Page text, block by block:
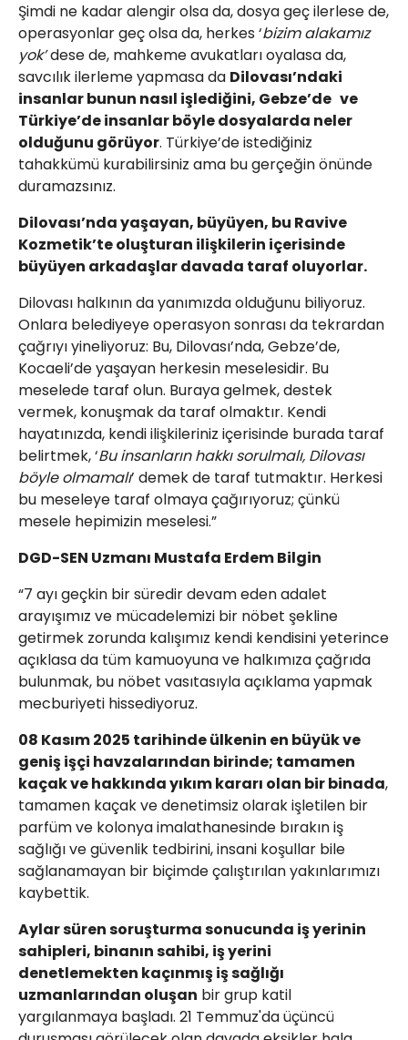
Şimdi ne kadar alengir olsa da, dosya geç ilerlese de,
operasyonlar geç olsa da, herkes ‘bizim alakamız
yok’dese de, mahkeme avukatları oyalasa da,
savcılık ilerleme yapmasa da Dilovası’ndaki
insanlar bunun nasıl işlediğini, Gebze’de ve
Türkiye’de insanlar böyle dosyalarda neler
olduğunu görüyor. Türkiye’de istediğiniz
tahakkümü kurabilirsiniz ama bu gerçeğin önünde
duramazsınız.
Dilovası’nda yaşayan, büyüyen, bu Ravive
Kozmetik’te oluşturan ilişkilerin içerisinde
büyüyen arkadaşlar davada taraf oluyorlar.
Dilovası halkının da yanımızda olduğunu biliyoruz.
Onlara belediyeye operasyon sonrası da tekrardan
çağrıyı yineliyoruz: Bu, Dilovası’nda, Gebze’de,
Kocaeli’de yaşayan herkesin meselesidir. Bu
meselede taraf olun. Buraya gelmek, destek
vermek, konuşmak da taraf olmaktır. Kendi
hayatınızda, kendi ilişkileriniz içerisinde burada taraf
belirtmek, ‘Bu insanların hakkı sorulmalı, Dilovası
böyle olmamalı’ demek de taraf tutmaktır. Herkesi
bu meseleye taraf olmaya çağırıyoruz; çünkü
mesele hepimizin meselesi.”
DGD-SEN Uzmanı Mustafa Erdem Bilgin
“7 ayı geçkin bir süredir devam eden adalet
arayışımız ve mücadelemizi bir nöbet şekline
getirmek zorunda kalışımız kendi kendisini yeterince
açıklasa da tüm kamuoyuna ve halkımıza çağrıda
bulunmak, bu nöbet vasıtasıyla açıklama yapmak
mecburiyeti hissediyoruz.
08 Kasım 2025 tarihinde ülkenin en büyük ve
geniş işçi havzalarından birinde; tamamen
kaçak ve hakkında yıkım kararı olan bir binada,
tamamen kaçak ve denetimsiz olarak işletilen bir
parfüm ve kolonya imalathanesinde bırakın iş
sağlığı ve güvenlik tedbirini, insani koşullar bile
sağlanamayan bir biçimde çalıştırılan yakınlarımızı
kaybettik.
Aylar süren soruşturma sonucunda iş yerinin
sahipleri, binanın sahibi, iş yerini
denetlemekten kaçınmış iş sağlığı
uzmanlarından oluşan bir grup katil
yargılanmaya başladı. 21 Temmuz'da üçüncü